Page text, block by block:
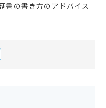
書の書き方のアドバイス